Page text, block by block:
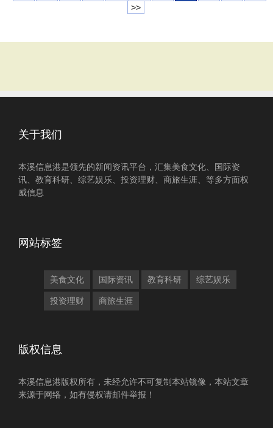
>>
关于我们
本溪信息港是领先的新闻资讯平台，汇集美食文化、国际资
讯、教育科研、综艺娱乐、投资理财、商旅生涯、等多方面权
威信息
网站标签
美食文化 国际资讯 教育科研 综艺娱乐
投资理财 商旅生涯
版权信息
本溪信息港版权所有，未经允许不可复制本站镜像，本站文章
来源于网络，如有侵权请邮件举报！